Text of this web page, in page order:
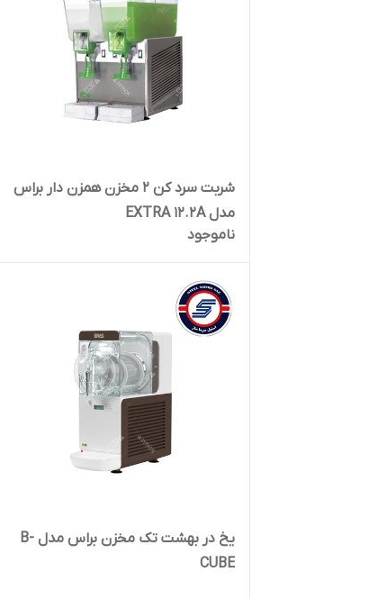
شربت سرد کن 2 مخزن همزن دار براس
مدل EXTRA 12.2A
ناموجود
یخ در بهشت تک مخزن براس مدل B-
CUBE